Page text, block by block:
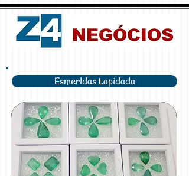
Esmerldas Lapidada